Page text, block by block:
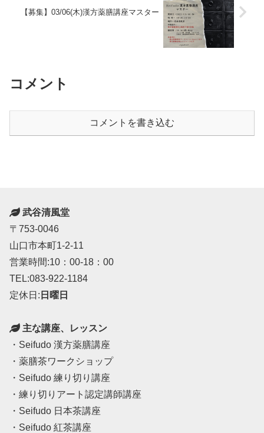
【募集】03/06(木)漢方薬膳講座マスター
コメント
コメントを書き込む
武谷清風堂
〒753-0046
山口市本町1-2-11
営業時間:10：00-18：00
TEL:083-922-1184
定休日: 日曜日
主な講座、レッスン
・Seifudo 漢方薬膳講座
・薬膳茶ワークショップ
・Seifudo 練り切り講座
・練り切りアート認定講師講座
・Seifudo 日本茶講座
・Seifudo 紅茶講座